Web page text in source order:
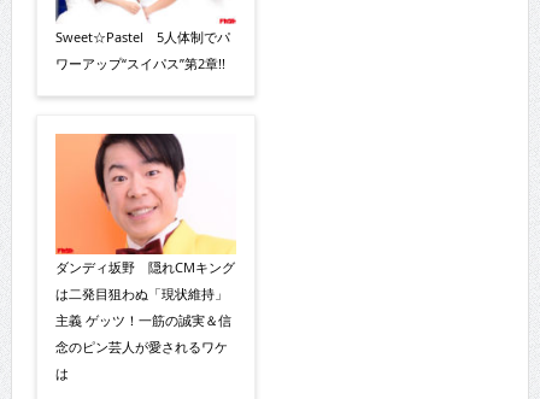
Sweet☆Pastel 5人体制でパ
ワーアップ“スイパス”第2章!!
ダンディ坂野 隠れCMキング
は二発目狙わぬ「現状維持」
主義 ゲッツ！一筋の誠実＆信
念のピン芸人が愛されるワケ
は